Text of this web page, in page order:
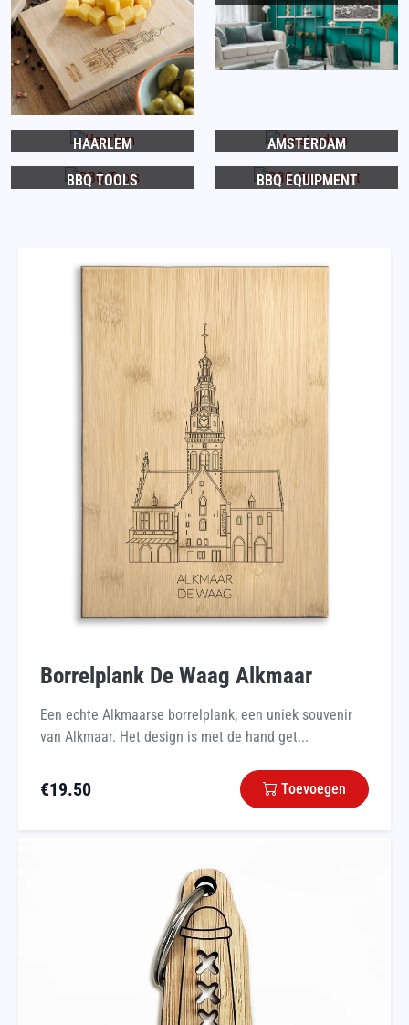
HAARLEM AMSTERDAM
BBQ TOOLS BBQ EQUIPMENT
Borrelplank De Waag Alkmaar
Een echte Alkmaarse borrelplank; een uniek souvenir
van Alkmaar. Het design is met de hand get...
€19.50 Toevoegen